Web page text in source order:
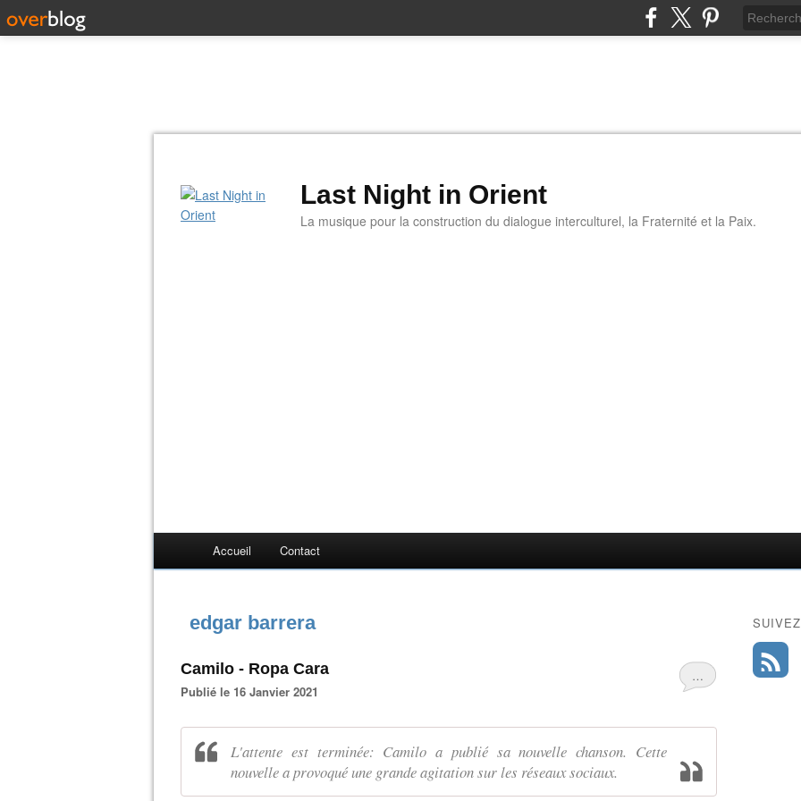
Last Night in Orient
La musique pour la construction du dialogue interculturel, la Fraternité et la Paix.
Accueil Contact
edgar barrera
…
Camilo - Ropa Cara
Publié le 16 Janvier 2021
L'attente est terminée: Camilo a publié sa nouvelle chanson. Cette
nouvelle a provoqué une grande agitation sur les réseaux sociaux.